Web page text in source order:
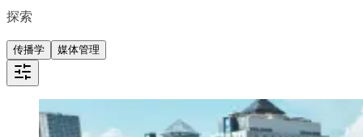
探索
传播学 媒体管理